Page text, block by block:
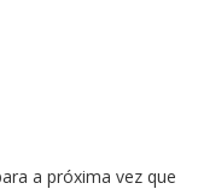
a próxima vez que